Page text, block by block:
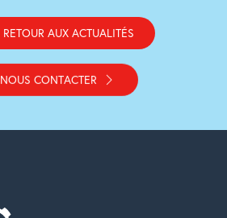
RETOUR AUX ACTUALITÉS
NOUS CONTACTER